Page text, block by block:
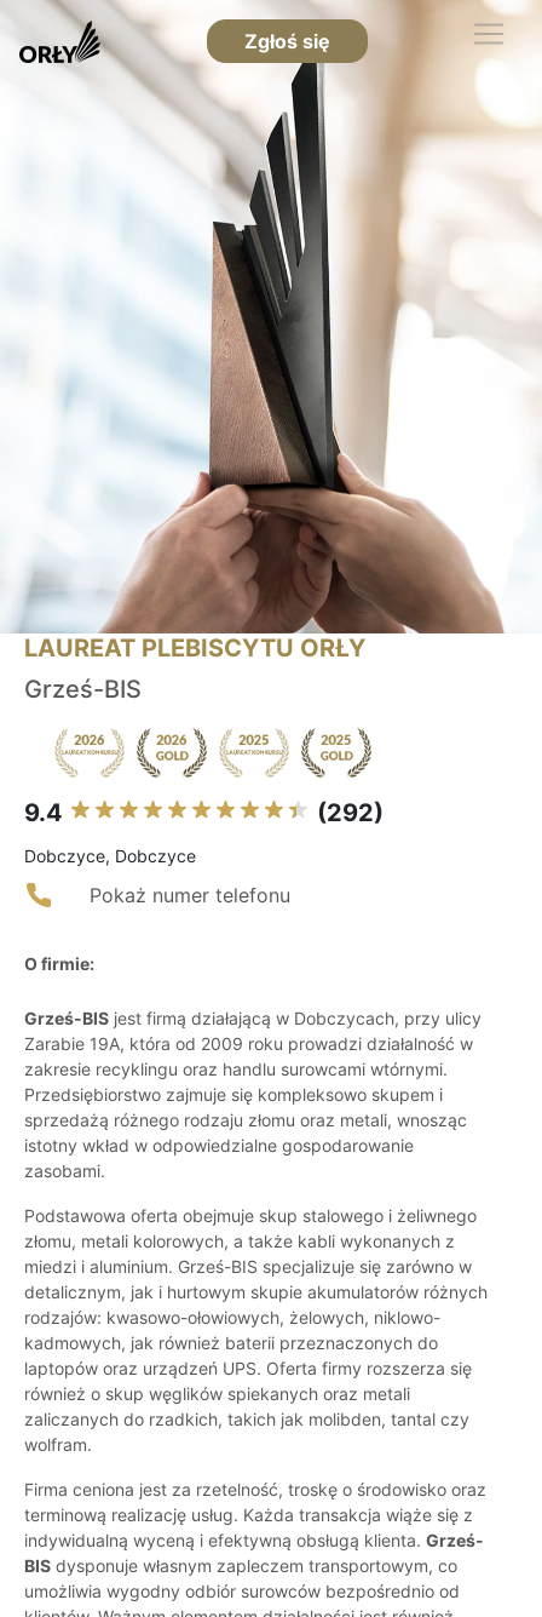
Zgłoś się
LAUREAT PLEBISCYTU ORŁY
Grześ-BIS
9.4 (292)
Dobczyce, Dobczyce
Pokaż numer telefonu
O firmie:
Grześ-BIS jest firmą działającą w Dobczycach, przy ulicy
Zarabie 19A, która od 2009 roku prowadzi działalność w
zakresie recyklingu oraz handlu surowcami wtórnymi.
Przedsiębiorstwo zajmuje się kompleksowo skupem i
sprzedażą różnego rodzaju złomu oraz metali, wnosząc
istotny wkład w odpowiedzialne gospodarowanie
zasobami.
Podstawowa oferta obejmuje skup stalowego i żeliwnego
złomu, metali kolorowych, a także kabli wykonanych z
miedzi i aluminium. Grześ-BIS specjalizuje się zarówno w
detalicznym, jak i hurtowym skupie akumulatorów różnych
rodzajów: kwasowo-ołowiowych, żelowych, niklowo-
kadmowych, jak również baterii przeznaczonych do
laptopów oraz urządzeń UPS. Oferta firmy rozszerza się
również o skup węglików spiekanych oraz metali
zaliczanych do rzadkich, takich jak molibden, tantal czy
wolfram.
Firma ceniona jest za rzetelność, troskę o środowisko oraz
terminową realizację usług. Każda transakcja wiąże się z
indywidualną wyceną i efektywną obsługą klienta. Grześ-
BIS dysponuje własnym zapleczem transportowym, co
umożliwia wygodny odbiór surowców bezpośrednio od